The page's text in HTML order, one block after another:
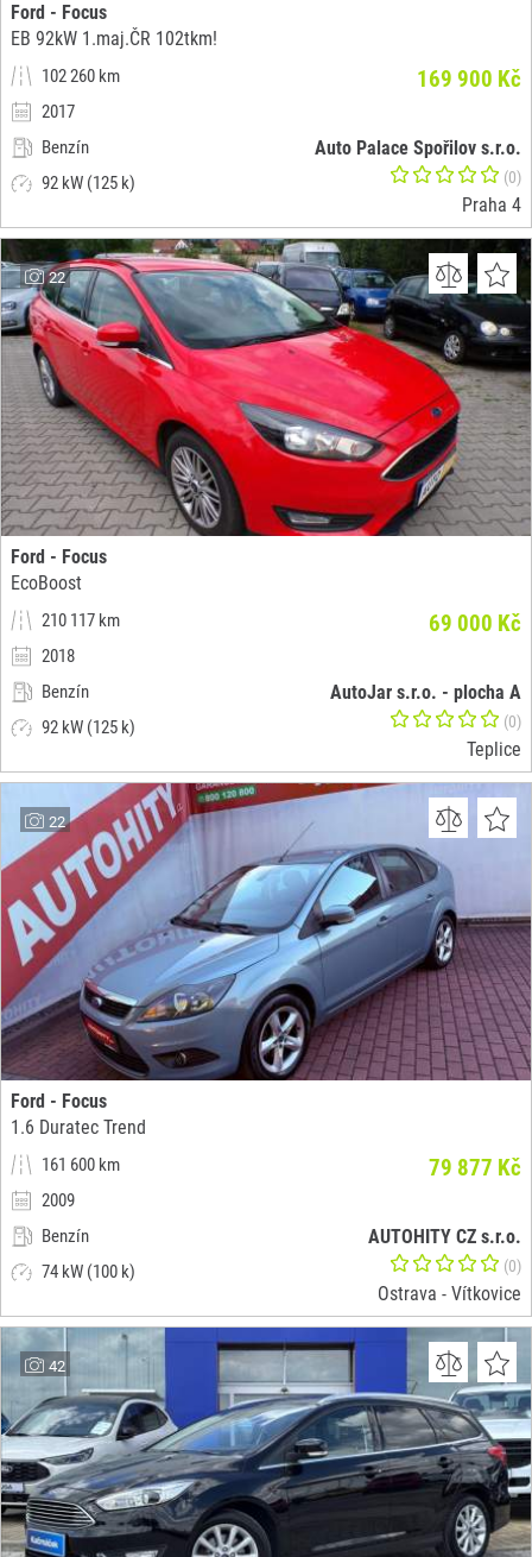
Ford - Focus
EB 92kW 1.maj.ČR 102tkm!
102 260 km
2017
Benzín
92 kW (125 k)
169 900 Kč
Auto Palace Spořilov s.r.o.
(0)
Praha 4
22
Ford - Focus
EcoBoost
210 117 km
2018
Benzín
92 kW (125 k)
69 000 Kč
AutoJar s.r.o. - plocha A
(0)
Teplice
22
Ford - Focus
1.6 Duratec Trend
161 600 km
2009
Benzín
74 kW (100 k)
79 877 Kč
AUTOHITY CZ s.r.o.
(0)
Ostrava - Vítkovice
42